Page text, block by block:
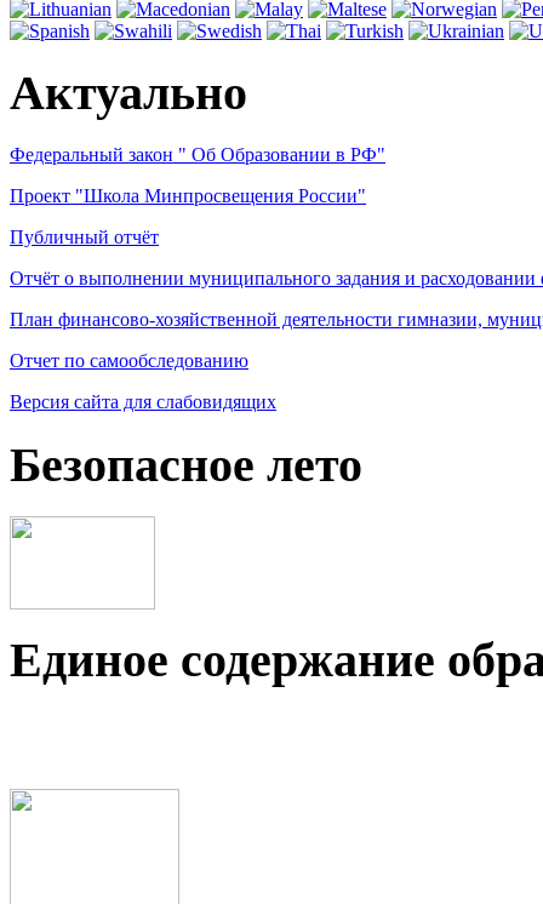
Актуально
Федеральный закон " Об Образовании в РФ"
Проект "Школа Минпросвещения России"
Публичный отчёт
Отчёт о выполнении муниципального задания и
План финансово-хозяйственной деятельности гимназии,
Отчет по самообследованию
Версия сайта для слабовидящих
Безопасное лето
Единое содержание